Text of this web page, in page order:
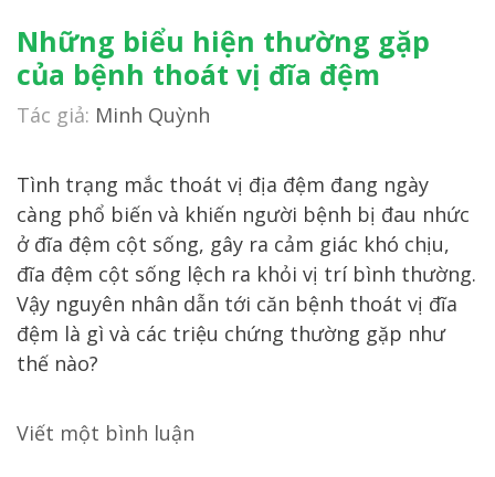
Những biểu hiện thường gặp
của bệnh thoát vị đĩa đệm
Tác giả: Minh Quỳnh
Tình trạng mắc thoát vị địa đệm đang ngày
càng phổ biến và khiến người bệnh bị đau nhức
ở đĩa đệm cột sống, gây ra cảm giác khó chịu,
đĩa đệm cột sống lệch ra khỏi vị trí bình thường.
Vậy nguyên nhân dẫn tới căn bệnh thoát vị đĩa
đệm là gì và các triệu chứng thường gặp như
thế nào?
Viết một bình luận